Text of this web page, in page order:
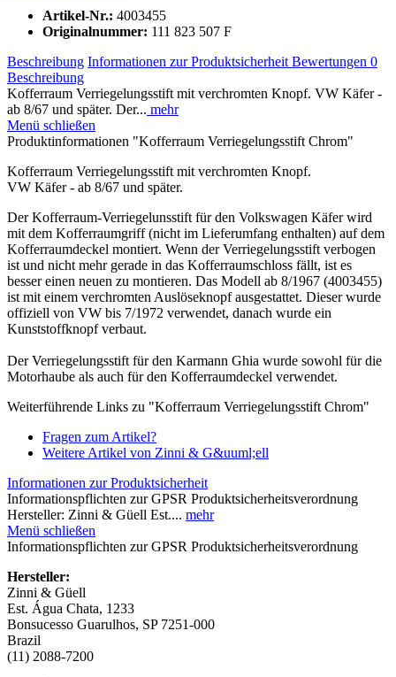
Artikel-Nr.: 4003455
Originalnummer: 111 823 507 F
Beschreibung Informationen zur Produktsicherheit Bewertungen 0
Beschreibung
Kofferraum Verriegelungsstift mit verchromten Knopf. VW Käfer -
ab 8/67 und später. Der... mehr
Menü schließen
Produktinformationen "Kofferraum Verriegelungsstift Chrom"
Kofferraum Verriegelungsstift mit verchromten Knopf.
VW Käfer - ab 8/67 und später.
Der Kofferraum-Verriegelunsstift für den Volkswagen Käfer wird
mit dem Kofferraumgriff (nicht im Lieferumfang enthalten) auf dem
Kofferraumdeckel montiert. Wenn der Verriegelungsstift verbogen
ist und nicht mehr gerade in das Kofferraumschloss fällt, ist es
besser einen neuen zu montieren. Das Modell ab 8/1967 (4003455)
ist mit einem verchromten Auslöseknopf ausgestattet. Dieser wurde
offiziell von VW bis 7/1972 verwendet, danach wurde ein
Kunststoffknopf verbaut.
Der Verriegelungsstift für den Karmann Ghia wurde sowohl für die
Motorhaube als auch für den Kofferraumdeckel verwendet.
Weiterführende Links zu "Kofferraum Verriegelungsstift Chrom"
Fragen zum Artikel?
Weitere Artikel von Zinni & G&uuml;ell
Informationen zur Produktsicherheit
Informationspflichten zur GPSR Produktsicherheitsverordnung
Hersteller: Zinni & Güell Est.... mehr
Menü schließen
Informationspflichten zur GPSR Produktsicherheitsverordnung
Hersteller:
Zinni & Güell
Est. Água Chata, 1233
Bonsucesso Guarulhos, SP 7251-000
Brazil
(11) 2088-7200